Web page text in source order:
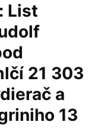
List
21 303
a
13